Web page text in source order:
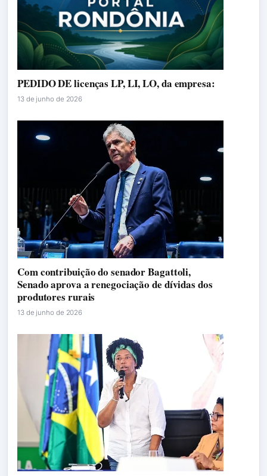
PEDIDO DE licenças LP, LI, LO, da empresa:
13 de junho de 2026
Com contribuição do senador Bagattoli,
Senado aprova a renegociação de dívidas dos
produtores rurais
13 de junho de 2026